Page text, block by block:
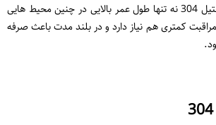
‌پذیر کرده است. ورق استیل 304 نه‌ تنها طول عمر بالایی در چنین محیط‌ هایی
مراقبت کمتری هم نیاز دارد و در بلند مدت باعث صرفه